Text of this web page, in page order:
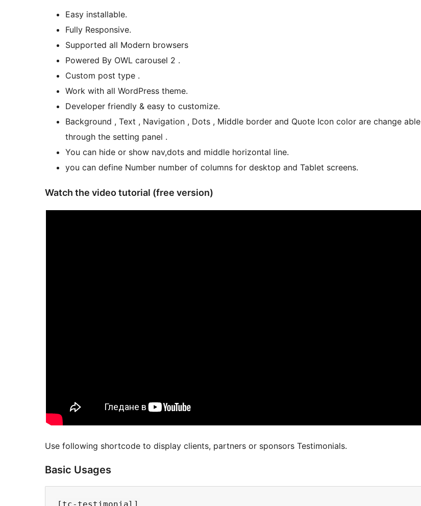
Easy installable.
Fully Responsive.
Supported all Modern browsers
Powered By OWL carousel 2 .
Custom post type .
Work with all WordPress theme.
Developer friendly & easy to customize.
Background , Text , Navigation , Dots , Middle border and Quote Icon color are change able
through the setting panel .
You can hide or show nav,dots and middle horizontal line.
you can define Number number of columns for desktop and Tablet screens.
Watch the video tutorial (free version)
Use following shortcode to display clients, partners or sponsors Testimonials.
Basic Usages